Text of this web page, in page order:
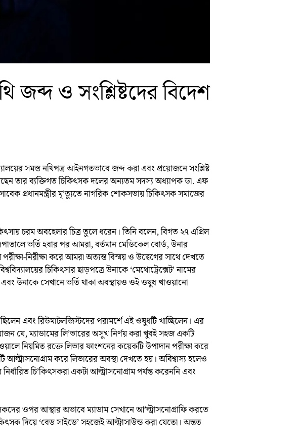
জব্দ ও সংশ্লিষ্টদের বিদেশ
সমস্ত নথিপত্র আইনগতভাবে জব্দ করা এবং প্রয়োজনে সংশ্লিষ্ট
তার ব্যক্তিগত চিকিৎসক দলের অন্যতম সদস্য অধ্যাপক ডা. এফ
প্রধানমন্ত্রীর মৃ’ত্যুতে নাগরিক শোকসভায় চিকিৎসক সমাজের
চরম অবহেলার চিত্র তুলে ধরেন। তিনি বলেন, বিগত ২৭ এপ্রিল
ভর্তি হবার পর আমরা, বর্তমান মেডিকেল বোর্ড, উনার
পরীক্ষা-নিরীক্ষা করে আমরা অত্যন্ত বিস্ময় ও উদ্বেগের সাথে দেখতে
চিকিৎসার ছাড়পত্রে উনাকে ‘মেথোট্রেক্সেট’ নামের
এবং উনাকে সেখানে ভর্তি থাকা অবস্থায়ও ওই ওষুধ খাওয়ানো
এবং রিউমাটলজিস্টদের পরামর্শে এই ওষুধটি খাচ্ছিলেন। এর
যে, ম্যাডামের লি’ভারের অসুখ নির্ণয় করা খুবই সহজ একটি
নিয়মিত রক্তে লিভার ফাংশনের কয়েকটি উপাদান পরীক্ষা করে
করে লিভারের অবস্থা দেখতে হয়। অবিশ্বাস্য হলেও
চি’কিৎসকরা একটা আল্ট্রাসনোগ্রাম পর্যন্ত করেননি এবং
ওপর আস্থার অভাবে ম্যাডাম সেখানে আ’ল্ট্রাসনোগ্রাফি করতে
দিয়ে ‘বেড সাইডে’ সহজেই আল্ট্রাসাউন্ড করা যেতো। অন্তত